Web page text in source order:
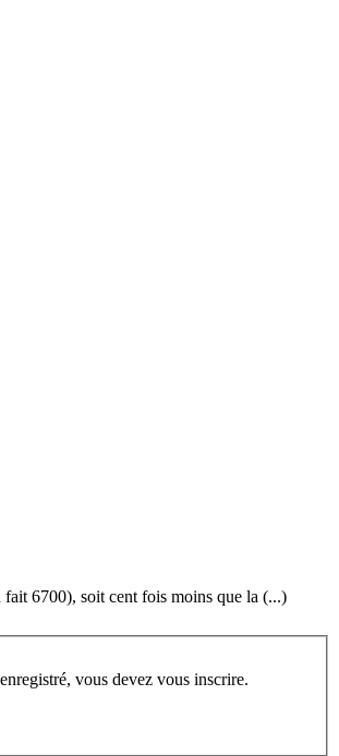
fait 6700), soit cent fois moins que la (...)
l’identifiant personnel qui vous a été fourni. Si vous n’êtes pas enregistré, vous devez vous inscrire.